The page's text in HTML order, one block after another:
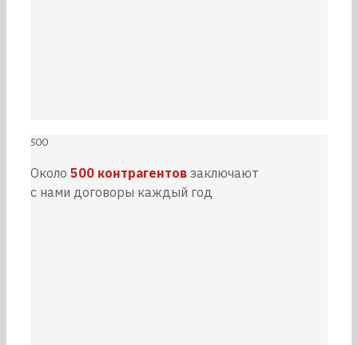
500
Около 500 контрагентов заключают
с нами договоры каждый год